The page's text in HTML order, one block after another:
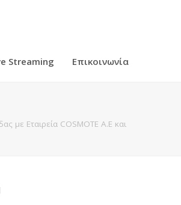
Streaming Επικοινωνία
με Εταιρεία COSMOTE Α.Ε και